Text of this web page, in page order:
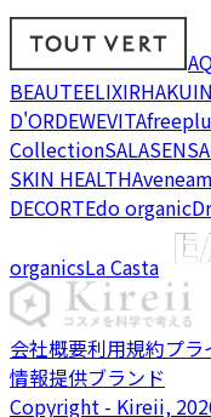
BEAUTEELIXIRHAKU
D'ORDEWEVITA
CollectionSALA
SKIN HEALTHAvene
DECORTEdo organic
organicsLa Casta
会社概要利用規約プラ
情報提供ブランド
Copyright - Kireii,